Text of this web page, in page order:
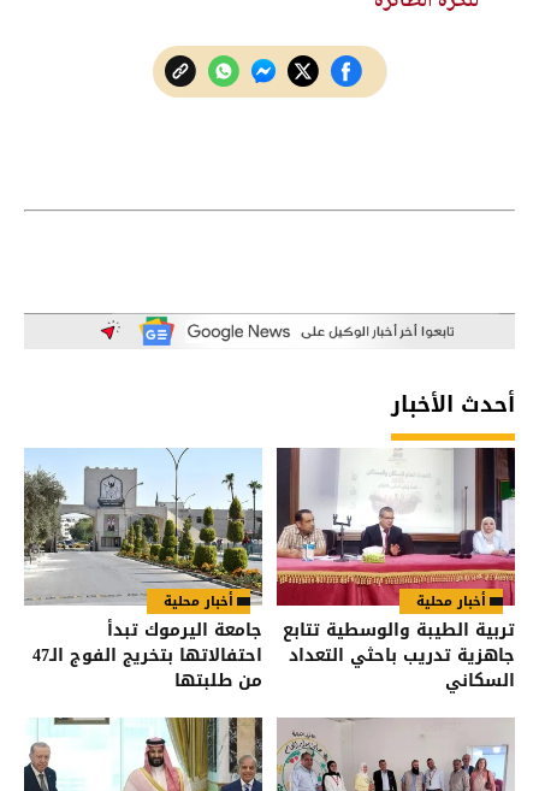
أحدث الأخبار
أخبار محلية
تربية الطيبة والوسطية تتابع
جاهزية تدريب باحثي التعداد
السكاني
أخبار محلية
جامعة اليرموك تبدأ
احتفالاتها بتخريج الفوج الـ47
من طلبتها